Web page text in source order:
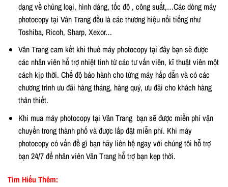
dạng về chủng loại, hình dáng, tốc độ , công suất,…Các dòng máy
photocopy tại Vân Trang đều là các thương hiệu nổi tiếng như
Toshiba, Ricoh, Sharp, Xexor…
Vân Trang cam kết khi thuê máy photocopy tại đây bạn sẽ được
các nhân viên hỗ trợ nhiệt tình từ các tư vấn viên, kĩ thuật viên một
cách kịp thời. Chế độ bảo hành cho từng máy hấp dẫn và có các
chương trình ưu đãi hàng tháng, hàng quý, ưu đãi cho khách hàng
thân thiết.
Khi mua máy photocopy tại Vân Trang bạn sẽ được miễn phí vận
chuyển trong thành phố và được lắp đặt miễn phí. Khi máy
photocopy có vấn đề gì bạn hãy liên hệ ngay với chúng tôi hỗ trợ
bạn 24/7 để nhân viên Vân Trang hỗ trợ bạn kẹp thời.
Tìm Hiểu Thêm: